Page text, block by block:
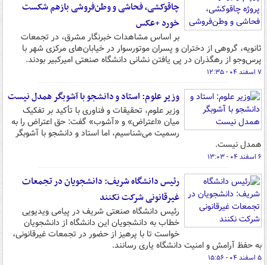
چاقوکشی، فحاشی و وطن‌فروشی بازهم شکست
خورد +عکس
بر اساس مشاهدات خبرنگار مشرق، در تجمعات
ثانویه، گروهی از دختران و پسران موتورسوار در خیابان‌های مرکزی شهر با
پرس‌وجو از رهگذران در پی یافتن نشانی دانشگاه صنعتی امیرکبیر بودند.
۷ اسفند ۰۴ - ۱۲:۳۵
وزیر علوم: استاد و دانشجو با آشوبگر همدل نیست
وزیر علوم، تحقیقات و فناوری با تأکید بر تفکیک
میان «اعتراض» و «آشوب» گفت: حق اعتراض را به
رسمیت می‌شناسیم، اما استاد و دانشجو با آشوبگر
همدل نیست.
۶ اسفند ۰۴ - ۱۳:۰۳
رئیس دانشگاه شریف: دانشجویان در تجمعات
غیرقانونی شرکت نکنند
رئیس دانشگاه صنعتی شریف در پیامی ویدیویی
خطاب به دانشجویان این دانشگاه از دانشجویان
خواست تا با پرهیز از حضور در تجمعات غیرقانونی،
به حفظ آرامش و امنیت دانشگاه یاری رسانند.
۵ اسفند ۰۴ - ۱۵:۵۶